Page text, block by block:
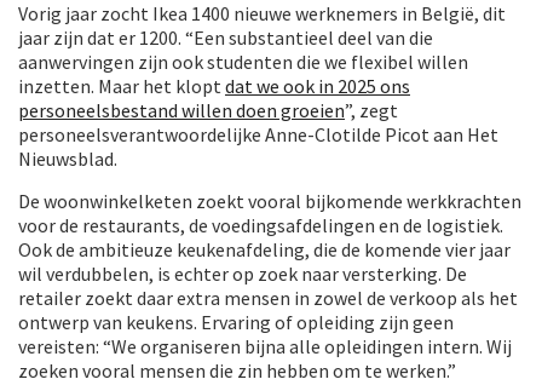
Vorig jaar zocht Ikea 1400 nieuwe werknemers in België, dit
jaar zijn dat er 1200. “Een substantieel deel van die
aanwervingen zijn ook studenten die we flexibel willen
inzetten. Maar het kloptdat we ook in 2025 ons
personeelsbestand willen doen groeien”, zegt
personeelsverantwoordelijke Anne-Clotilde Picot aan Het
Nieuwsblad.
De woonwinkelketen zoekt vooral bijkomende werkkrachten
voor de restaurants, de voedingsafdelingen en de logistiek.
Ook de ambitieuze keukenafdeling, die de komende vier jaar
wil verdubbelen, is echter op zoek naar versterking. De
retailer zoekt daar extra mensen in zowel de verkoop als het
ontwerp van keukens. Ervaring of opleiding zijn geen
vereisten: “We organiseren bijna alle opleidingen intern. Wij
zoeken vooral mensen die zin hebben om te werken.”